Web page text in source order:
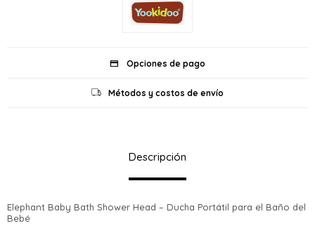
Opciones de pago
Métodos y costos de envío
Descripción
Elephant Baby Bath Shower Head – Ducha Portátil para el Baño del
Bebé